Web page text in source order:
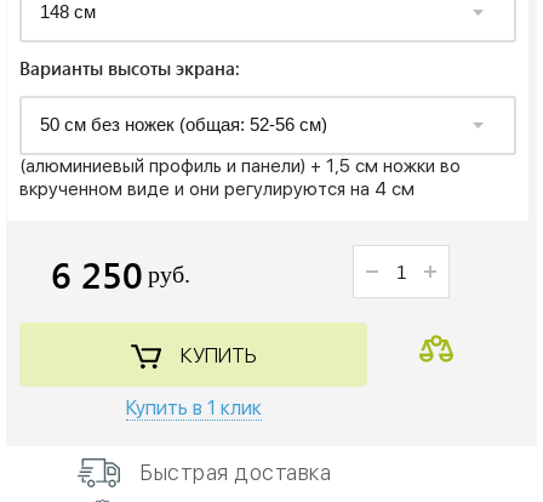
Варианты высоты экрана:
(алюминиевый профиль и панели) + 1,5 см ножки во
вкрученном виде и они регулируются на 4 см
6 250 руб.
КУПИТЬ
Купить в 1 клик
Быстрая доставка